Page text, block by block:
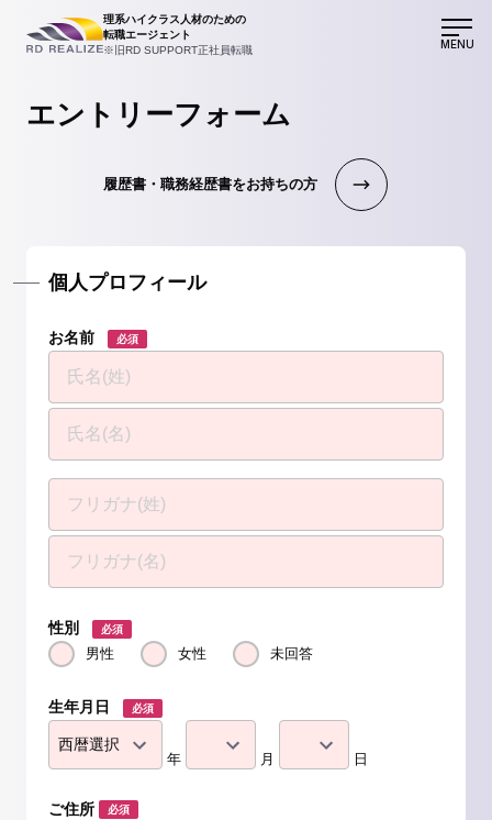
理系ハイクラス人材のための
転職エージェント
※旧RD SUPPORT正社員転職
MENU
エントリーフォーム
履歴書・職務経歴書をお持ちの方
個人プロフィール
お名前 必須
性別 必須
男性 女性 未回答
生年月日 必須
年 月 日
ご住所 必須